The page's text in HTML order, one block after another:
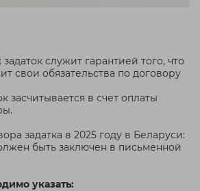
служит гарантией того, что
свои обязательства по договору
засчитывается в счет оплаты
задатка в 2025 году в Беларуси:
быть заключен в письменной
указать: